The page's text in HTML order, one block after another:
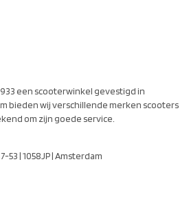
een scooterwinkel gevestigd in
bieden wij verschillende merken scooters
om zijn goede service.
| 1058JP | Amsterdam